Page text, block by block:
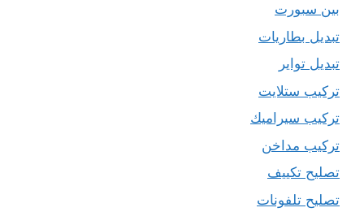
بين سبورت
تبديل بطاريات
تبديل تواير
تركيب ستلايت
تركيب سيراميك
تركيب مداخن
تصليح تكييف
تصليح تلفونات